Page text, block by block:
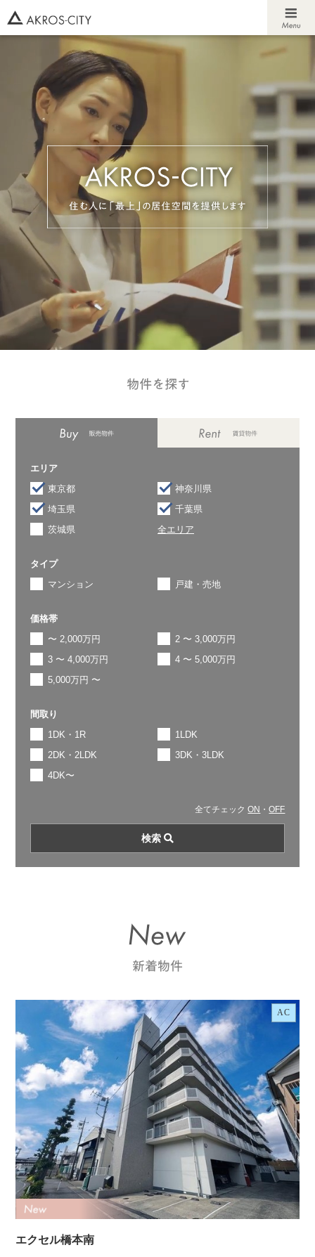
エリア
東京都
神奈川県
埼玉県
千葉県
茨城県
全エリア
タイプ
マンション
戸建・売地
価格帯
〜 2,000万円
2 〜 3,000万円
3 〜 4,000万円
4 〜 5,000万円
5,000万円 〜
間取り
1DK・1R
1LDK
2DK・2LDK
3DK・3LDK
4DK〜
全てチェックON ・OFF
AC
エクセル橋本南